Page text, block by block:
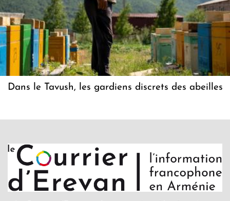
Dans le Tavush, les gardiens discrets des abeilles